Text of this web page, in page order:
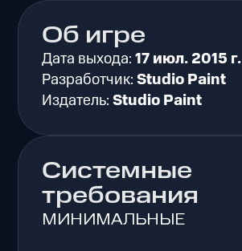
Об игре
Дата выхода:17 июл. 2015 г.
Разработчик:Studio Paint
Издатель:Studio Paint
Системные
требования
МИНИМАЛЬНЫЕ